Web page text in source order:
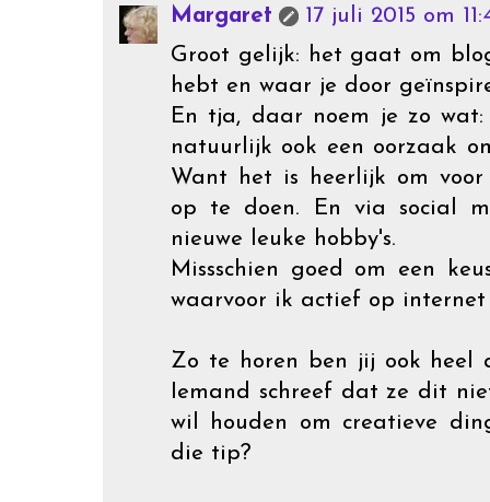
Margaret
17 juli 2015 om
Groot gelijk: het gaat om
hebt en waar je door
En tja, daar noem je zo
natuurlijk ook een oorzaak
Want het is heerlijk om
op te doen. En via social
nieuwe leuke hobby's.
Missschien goed om een
waarvoor ik actief op
Zo te horen ben jij ook heel
Iemand schreef dat ze dit
wil houden om creatieve
die tip?